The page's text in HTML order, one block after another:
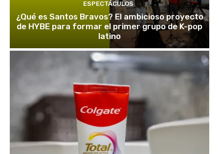
ESPECTÁCULOS
¿Qué es Santos Bravos? El ambicioso proyecto
de HYBE para formar el primer grupo de K-pop
latino